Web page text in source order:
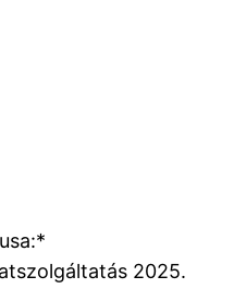
*
2025.